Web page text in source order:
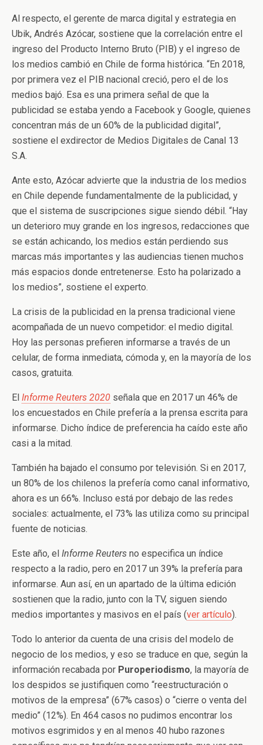
Al respecto, el gerente de marca digital y estrategia en
Ubik, Andrés Azócar, sostiene que la correlación entre el
ingreso del Producto Interno Bruto (PIB) y el ingreso de
los medios cambió en Chile de forma histórica. “En 2018,
por primera vez el PIB nacional creció, pero el de los
medios bajó. Esa es una primera señal de que la
publicidad se estaba yendo a Facebook y Google, quienes
concentran más de un 60% de la publicidad digital”,
sostiene el exdirector de Medios Digitales de Canal 13
S.A.
Ante esto, Azócar advierte que la industria de los medios
en Chile depende fundamentalmente de la publicidad, y
que el sistema de suscripciones sigue siendo débil. “Hay
un deterioro muy grande en los ingresos, redacciones que
se están achicando, los medios están perdiendo sus
marcas más importantes y las audiencias tienen muchos
más espacios donde entretenerse. Esto ha polarizado a
los medios”, sostiene el experto.
La crisis de la publicidad en la prensa tradicional viene
acompañada de un nuevo competidor: el medio digital.
Hoy las personas prefieren informarse a través de un
celular, de forma inmediata, cómoda y, en la mayoría de los
casos, gratuita.
El Informe Reuters 2020 señala que en 2017 un 46% de
los encuestados en Chile prefería a la prensa escrita para
informarse. Dicho índice de preferencia ha caído este año
casi a la mitad.
También ha bajado el consumo por televisión. Si en 2017,
un 80% de los chilenos la prefería como canal informativo,
ahora es un 66%. Incluso está por debajo de las redes
sociales: actualmente, el 73% las utiliza como su principal
fuente de noticias.
Este año, el Informe Reuters no especifica un índice
respecto a la radio, pero en 2017 un 39% la prefería para
informarse. Aun así, en un apartado de la última edición
sostienen que la radio, junto con la TV, siguen siendo
medios importantes y masivos en el país (ver artículo).
Todo lo anterior da cuenta de una crisis del modelo de
negocio de los medios, y eso se traduce en que, según la
información recabada por Puroperiodismo, la mayoría de
los despidos se justifiquen como “reestructuración o
motivos de la empresa” (67% casos) o “cierre o venta del
medio” (12%). En 464 casos no pudimos encontrar los
motivos esgrimidos y en al menos 40 hubo razones